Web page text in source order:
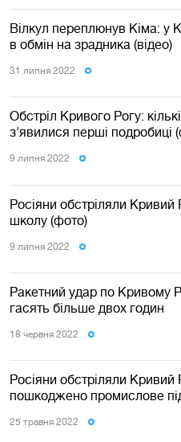
Вілкул переплюнув Кіма: у
в обмін на зрадника (відео)
31 липня 2022
Обстріл Кривого Рогу:
з'явилися перші подробиці
9 липня 2022
Росіяни обстріляли
школу (фото)
9 липня 2022
Ракетний удар по Кривому
гасять більше двох годин
18 червня 2022
Росіяни обстріляли Кривий
пошкоджено промислове
25 травня 2022